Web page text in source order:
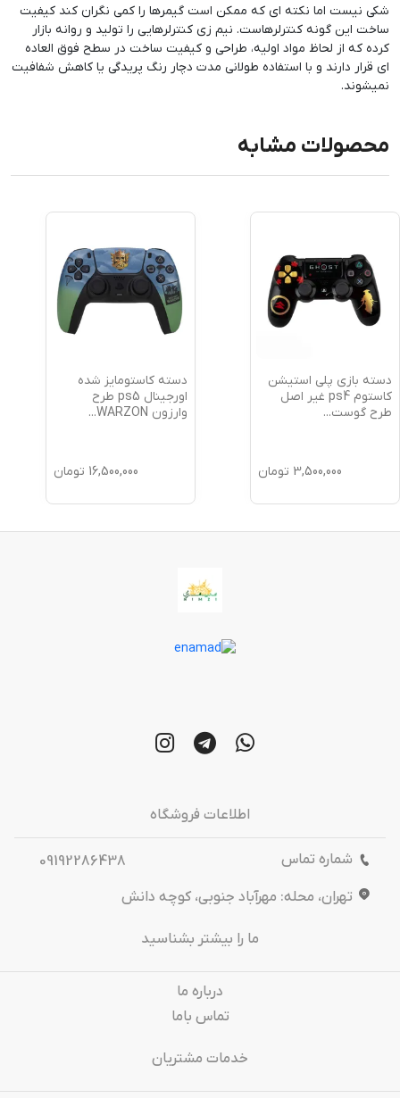
شکی نیست اما نکته ای که ممکن است گیمرها را کمی نگران کند کیفیت
ساخت این گونه کنترلرهاست. نیم زی کنترلرهایی را تولید و روانه بازار
کرده که از لحاظ مواد اولیه، طراحی و کیفیت ساخت در سطح فوق العاده
ای قرار دارند و با استفاده طولانی مدت دچار رنگ پریدگی یا کاهش شفافیت
نمیشوند.
محصولات مشابه
دسته بازی پلی استیشن
کاستوم ps4 غیر اصل
طرح گوست...
3,500,000 تومان
دسته کاستومایز شده
اورجینال ps5 طرح
وارزون WARZON
...
16,500,000 تومان
اطلاعات فروشگاه
شماره تماس
09192286438
تهران، محله: مهرآباد جنوبی، کوچه دانش
ما را بیشتر بشناسید
درباره‌ ما
تماس باما
خدمات مشتریان